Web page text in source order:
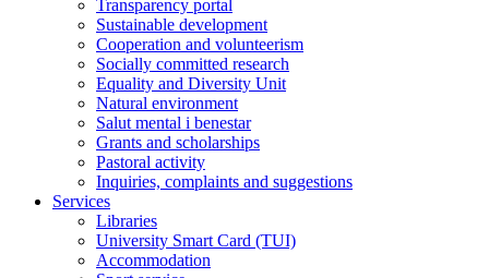
Transparency portal
Sustainable development
Cooperation and volunteerism
Socially committed research
Equality and Diversity Unit
Natural environment
Salut mental i benestar
Grants and scholarships
Pastoral activity
Inquiries, complaints and suggestions
Services
Libraries
University Smart Card (TUI)
Accommodation